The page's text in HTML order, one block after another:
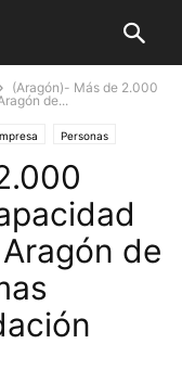
(Aragón)- Más de 2.000
de...
Personas
de